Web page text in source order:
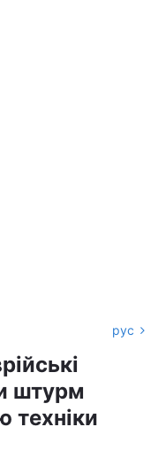
рус
штурм
техніки